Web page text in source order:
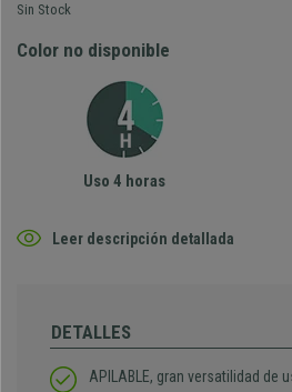
Sin Stock
Color no disponible
Uso 4 horas
Leer descripción detallada
DETALLES
APILABLE, gran versatilidad de